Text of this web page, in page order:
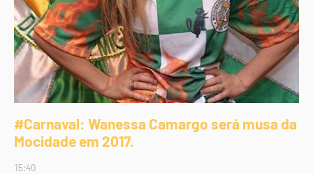
#Carnaval: Wanessa Camargo será musa da
Mocidade em 2017.
15:40